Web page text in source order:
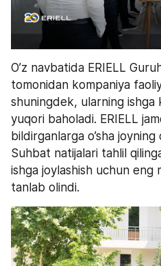
O’z navbatida ERIELL
tomonidan kompaniya
shuningdek, ularning ishga
yuqori baholadi. ERIELL
bildirganlarga o’sha
Suhbat natijalari tahlil
ishga joylashish uchun eng
tanlab olindi.